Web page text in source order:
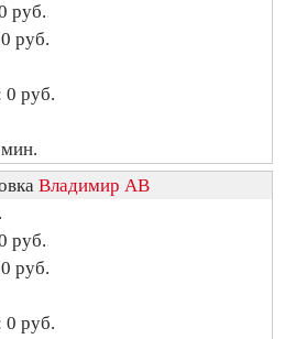
руб.
руб.
0 руб.
Владимир АВ
руб.
руб.
0 руб.